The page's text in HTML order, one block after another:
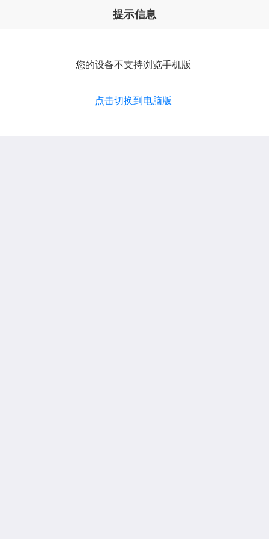
提示信息
您的设备不支持浏览手机版
点击切换到电脑版